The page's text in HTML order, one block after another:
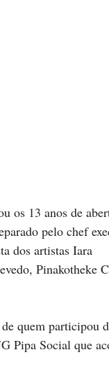
os 13 anos de
pelo chef
dos artistas Iara
Pinakotheke
quem participou
Pipa Social que